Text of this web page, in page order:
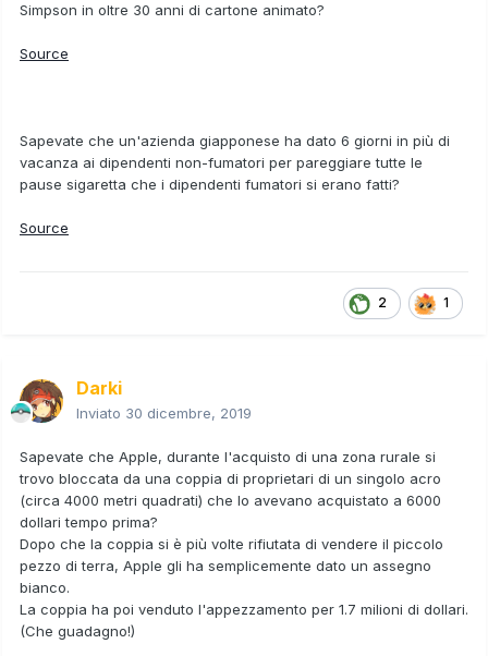
Simpson in oltre 30 anni di cartone animato?
Source
Sapevate che un'azienda giapponese ha dato 6 giorni in più di
vacanza ai dipendenti non-fumatori per pareggiare tutte le
pause sigaretta che i dipendenti fumatori si erano fatti?
Source
2 1
Darki
Inviato 30 dicembre, 2019
Sapevate che Apple, durante l'acquisto di una zona rurale si
trovo bloccata da una coppia di proprietari di un singolo acro
(circa 4000 metri quadrati) che lo avevano acquistato a 6000
dollari tempo prima?
Dopo che la coppia si è più volte rifiutata di vendere il piccolo
pezzo di terra, Apple gli ha semplicemente dato un assegno
bianco.
La coppia ha poi venduto l'appezzamento per 1.7 milioni di dollari.
(Che guadagno!)